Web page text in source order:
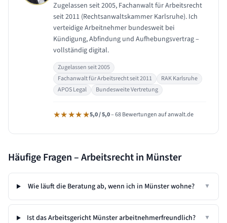
Zugelassen seit 2005, Fachanwalt für Arbeitsrecht
seit 2011 (Rechtsanwaltskammer Karlsruhe). Ich
verteidige Arbeitnehmer bundesweit bei
Kündigung, Abfindung und Aufhebungsvertrag –
vollständig digital.
Zugelassen seit 2005
Fachanwalt für Arbeitsrecht seit 2011
RAK Karlsruhe
APOS Legal
Bundesweite Vertretung
★★★★★5,0 / 5,0– 68 Bewertungen auf anwalt.de
Häufige Fragen – Arbeitsrecht in Münster
Wie läuft die Beratung ab, wenn ich in Münster wohne? ▼
Ist das Arbeitsgericht Münster arbeitnehmerfreundlich? ▼